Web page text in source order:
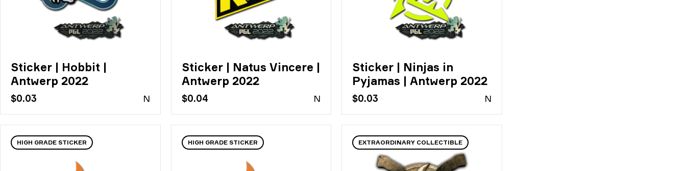
Sticker | Hobbit |
Antwerp 2022
$0.03 N
Sticker | Natus Vincere |
Antwerp 2022
$0.04 N
Sticker | Ninjas in
Pyjamas | Antwerp 2022
$0.03 N
HIGH GRADE STICKER HIGH GRADE STICKER EXTRAORDINARY COLLECTIBLE